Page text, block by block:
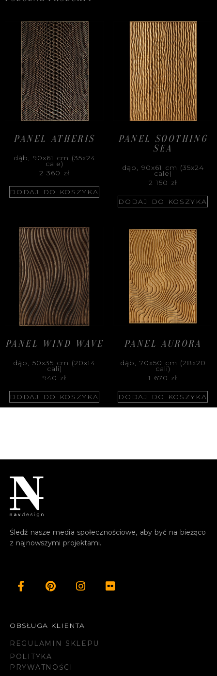
PANEL ATHERIS
dąb, 90x61 cm (35x24
cale)
2 360 zł
DODAJ DO KOSZYKA
PANEL SOOTHING
SEA
dąb, 90x61 cm (35x24
cale)
2 150 zł
DODAJ DO KOSZYKA
PANEL WIND WAVE
dąb, 50x35 cm (20x14
cali)
940 zł
DODAJ DO KOSZYKA
PANEL AURORA
dąb, 70x50 cm (28x20
cali)
1 670 zł
DODAJ DO KOSZYKA
Śledź nasze media społecznościowe, aby być na bieżąco
z najnowszymi projektami.
OBSŁUGA KLIENTA
REGULAMIN SKLEPU
POLITYKA
PRYWATNOŚCI